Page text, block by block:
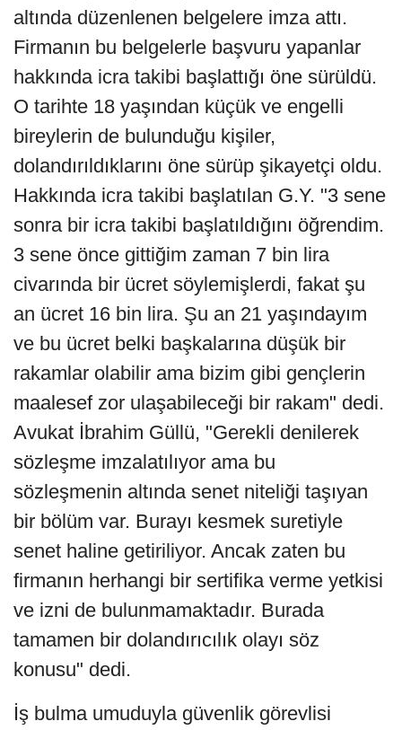
altında düzenlenen belgelere imza attı.
Firmanın bu belgelerle başvuru yapanlar
hakkında icra takibi başlattığı öne sürüldü.
O tarihte 18 yaşından küçük ve engelli
bireylerin de bulunduğu kişiler,
dolandırıldıklarını öne sürüp şikayetçi oldu.
Hakkında icra takibi başlatılan G.Y. "3 sene
sonra bir icra takibi başlatıldığını öğrendim.
3 sene önce gittiğim zaman 7 bin lira
civarında bir ücret söylemişlerdi, fakat şu
an ücret 16 bin lira. Şu an 21 yaşındayım
ve bu ücret belki başkalarına düşük bir
rakamlar olabilir ama bizim gibi gençlerin
maalesef zor ulaşabileceği bir rakam" dedi.
Avukat İbrahim Güllü, "Gerekli denilerek
sözleşme imzalatılıyor ama bu
sözleşmenin altında senet niteliği taşıyan
bir bölüm var. Burayı kesmek suretiyle
senet haline getiriliyor. Ancak zaten bu
firmanın herhangi bir sertifika verme yetkisi
ve izni de bulunmamaktadır. Burada
tamamen bir dolandırıcılık olayı söz
konusu" dedi.
İş bulma umuduyla güvenlik görevlisi